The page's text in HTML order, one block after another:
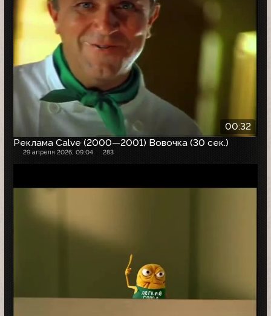
00:32
Реклама Calve (2000—2001) Вовочка (30 сек.)
29 апреля 2026, 09:04 283